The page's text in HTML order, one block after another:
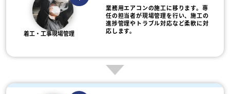
着工・工事現場管理
業務用エアコンの施工に移ります。専
任の担当者が現場管理を行い、施工の
進捗管理やトラブル対応など柔軟に対
応します。